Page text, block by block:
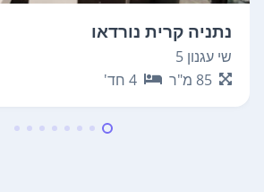
נתניה קרית נורדאו
שי עגנון 5
85 מ"ר 4 חד'